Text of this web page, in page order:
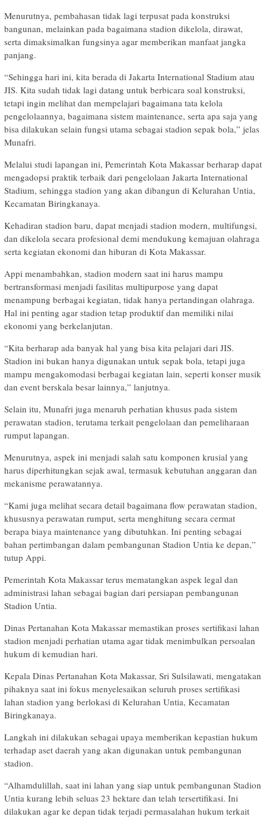
Menurutnya, pembahasan tidak lagi terpusat pada konstruksi
bangunan, melainkan pada bagaimana stadion dikelola, dirawat,
serta dimaksimalkan fungsinya agar memberikan manfaat jangka
panjang.
“Sehingga hari ini, kita berada di Jakarta International Stadium atau
JIS. Kita sudah tidak lagi datang untuk berbicara soal konstruksi,
tetapi ingin melihat dan mempelajari bagaimana tata kelola
pengelolaannya, bagaimana sistem maintenance, serta apa saja yang
bisa dilakukan selain fungsi utama sebagai stadion sepak bola,” jelas
Munafri.
Melalui studi lapangan ini, Pemerintah Kota Makassar berharap dapat
mengadopsi praktik terbaik dari pengelolaan Jakarta International
Stadium, sehingga stadion yang akan dibangun di Kelurahan Untia,
Kecamatan Biringkanaya.
Kehadiran stadion baru, dapat menjadi stadion modern, multifungsi,
dan dikelola secara profesional demi mendukung kemajuan olahraga
serta kegiatan ekonomi dan hiburan di Kota Makassar.
Appi menambahkan, stadion modern saat ini harus mampu
bertransformasi menjadi fasilitas multipurpose yang dapat
menampung berbagai kegiatan, tidak hanya pertandingan olahraga.
Hal ini penting agar stadion tetap produktif dan memiliki nilai
ekonomi yang berkelanjutan.
“Kita berharap ada banyak hal yang bisa kita pelajari dari JIS.
Stadion ini bukan hanya digunakan untuk sepak bola, tetapi juga
mampu mengakomodasi berbagai kegiatan lain, seperti konser musik
dan event berskala besar lainnya,” lanjutnya.
Selain itu, Munafri juga menaruh perhatian khusus pada sistem
perawatan stadion, terutama terkait pengelolaan dan pemeliharaan
rumput lapangan.
Menurutnya, aspek ini menjadi salah satu komponen krusial yang
harus diperhitungkan sejak awal, termasuk kebutuhan anggaran dan
mekanisme perawatannya.
“Kami juga melihat secara detail bagaimana flow perawatan stadion,
khususnya perawatan rumput, serta menghitung secara cermat
berapa biaya maintenance yang dibutuhkan. Ini penting sebagai
bahan pertimbangan dalam pembangunan Stadion Untia ke depan,”
tutup Appi.
Pemerintah Kota Makassar terus mematangkan aspek legal dan
administrasi lahan sebagai bagian dari persiapan pembangunan
Stadion Untia.
Dinas Pertanahan Kota Makassar memastikan proses sertifikasi lahan
stadion menjadi perhatian utama agar tidak menimbulkan persoalan
hukum di kemudian hari.
Kepala Dinas Pertanahan Kota Makassar, Sri Sulsilawati, mengatakan
pihaknya saat ini fokus menyelesaikan seluruh proses sertifikasi
lahan stadion yang berlokasi di Kelurahan Untia, Kecamatan
Biringkanaya.
Langkah ini dilakukan sebagai upaya memberikan kepastian hukum
terhadap aset daerah yang akan digunakan untuk pembangunan
stadion.
“Alhamdulillah, saat ini lahan yang siap untuk pembangunan Stadion
Untia kurang lebih seluas 23 hektare dan telah tersertifikasi. Ini
dilakukan agar ke depan tidak terjadi permasalahan hukum terkait